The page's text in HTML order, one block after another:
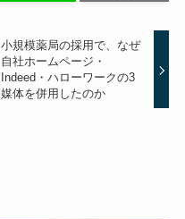
小規模薬局の採用で、なぜ
自社ホームページ・
Indeed・ハローワークの3
媒体を併用したのか